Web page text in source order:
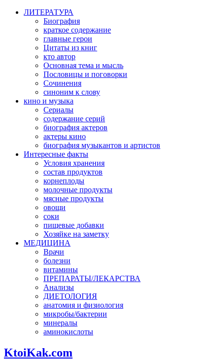
ЛИТЕРАТУРА
Биография
краткое содержание
главные герои
Цитаты из книг
кто автор
Основная тема и мысль
Пословицы и поговорки
Сочинения
синоним к слову
кино и музыка
Сериалы
содержание серий
биография актеров
актеры кино
биография музыкантов и артистов
Интересные факты
Условия хранения
состав продуктов
корнеплоды
молочные продукты
мясные продукты
овощи
соки
пищевые добавки
Хозяйке на заметку
МЕДИЦИНА
Врачи
болезни
витамины
ПРЕПАРАТЫ/ЛЕКАРСТВА
Анализы
ДИЕТОЛОГИЯ
анатомия и физиология
микробы/бактерии
минералы
аминокислоты
KtoiKak.com